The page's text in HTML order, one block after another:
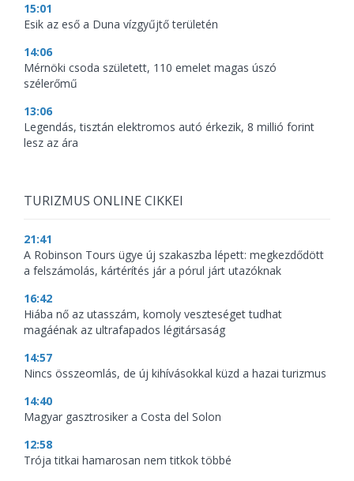
15:01
Esik az eső a Duna vízgyűjtő területén
14:06
Mérnöki csoda született, 110 emelet magas úszó
szélerőmű
13:06
Legendás, tisztán elektromos autó érkezik, 8 millió forint
lesz az ára
TURIZMUS ONLINE CIKKEI
21:41
A Robinson Tours ügye új szakaszba lépett: megkezdődött
a felszámolás, kártérítés jár a pórul járt utazóknak
16:42
Hiába nő az utasszám, komoly veszteséget tudhat
magáénak az ultrafapados légitársaság
14:57
Nincs összeomlás, de új kihívásokkal küzd a hazai turizmus
14:40
Magyar gasztrosiker a Costa del Solon
12:58
Trója titkai hamarosan nem titkok többé